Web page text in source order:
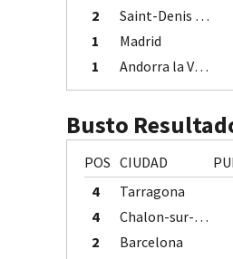
2
Saint-Denis / Île de la Réunion
1
Madrid
1
Andorra la Vella
Busto
POS CIUDAD
4
Tarragona
4
Chalon-sur-Saône
2
Barcelona